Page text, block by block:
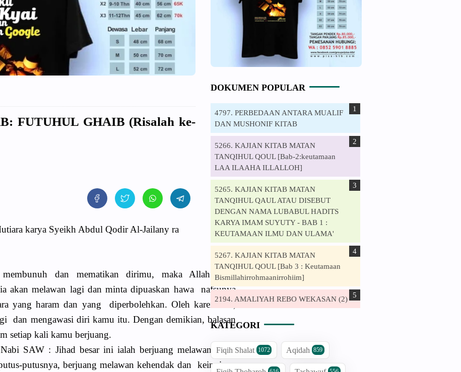
FUTUHUL GHAIB (Risalah ke-
karya Syeikh Abdul Qodir Al-Jailany ra
dan mematikan dirimu, maka Allah akan
akan melawan lagi dan minta dipuaskan hawa nafsunya
yang haram dan yang diperbolehkan. Oleh karena itu,
dan mengawasi diri kamu itu. Dengan demikian, balasan
setiap kali kamu berjuang.
SAW : Jihad besar ini ialah berjuang melawan hawa
putusnya, berjuang melawan kehendak dan keinginan
DOKUMEN POPULAR
4797. PERBEDAAN ANTARA MUALIF
DAN MUSHONIF KITAB
5266. KAJIAN KITAB MATAN
TANQIHUL QOUL [Bab-2:keutamaan
LAA ILAAHA ILLALLOH]
5265. KAJIAN KITAB MATAN
TANQIHUL QAUL ATAU DISEBUT
DENGAN NAMA LUBABUL HADITS
KARYA IMAM SUYUTY - BAB 1 :
KEUTAMAAN ILMU DAN ULAMA'
5267. KAJIAN KITAB MATAN
TANQIHUL QOUL [Bab 3 : Keutamaan
Bismillahirrohmaanirrohiim]
2194. AMALIYAH REBO WEKASAN (2)
KATEGORI
Fiqih Shalat 1072 Aqidah 859